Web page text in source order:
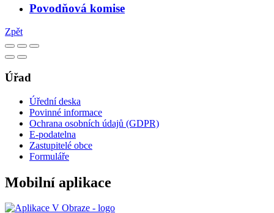
Povodňová komise
Zpět
Úřad
Úřední deska
Povinné informace
Ochrana osobních údajů (GDPR)
E-podatelna
Zastupitelé obce
Formuláře
Mobilní aplikace